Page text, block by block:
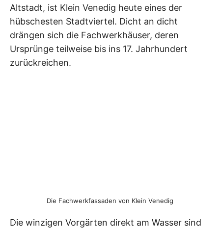
Altstadt, ist Klein Venedig heute eines der
hübschesten Stadtviertel. Dicht an dicht
drängen sich die Fachwerkhäuser, deren
Ursprünge teilweise bis ins 17. Jahrhundert
zurückreichen.
Die Fachwerkfassaden von Klein Venedig
Die winzigen Vorgärten direkt am Wasser sind